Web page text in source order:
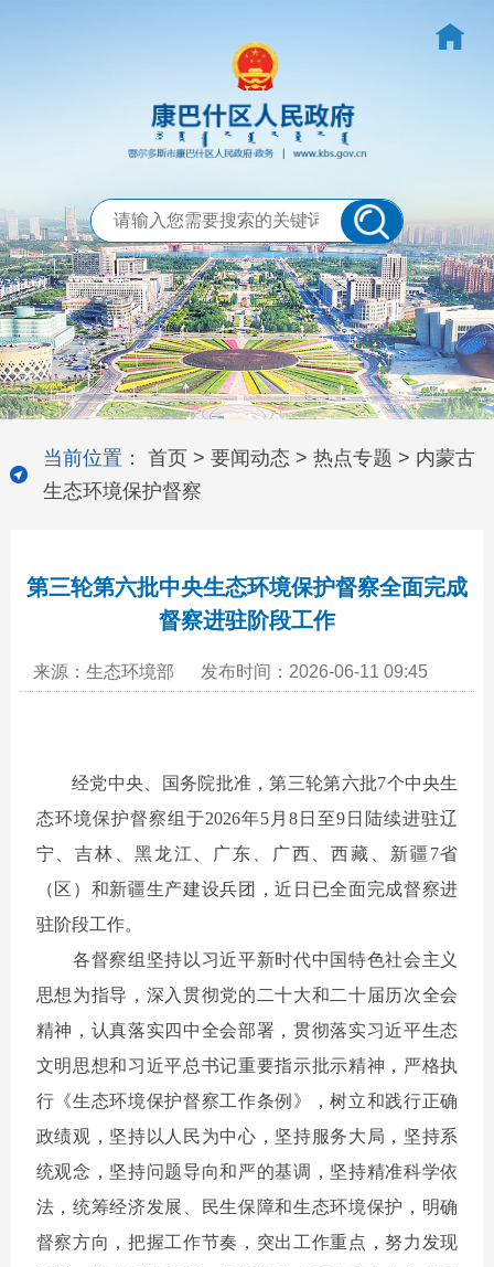
当前位置： 首页 > 要闻动态 > 热点专题 > 内蒙古
生态环境保护督察
第三轮第六批中央生态环境保护督察全面完成
督察进驻阶段工作
来源：生态环境部 发布时间：2026-06-11 09:45
经党中央、国务院批准，第三轮第六批7个中央生
态环境保护督察组于2026年5 月8 日至9 日陆续进驻辽
宁、吉林、黑龙江、广东、广西、西藏、新疆 7省
（区）和新疆生产建设兵团，近日已全面完成督察进
驻阶段工作。
各督察组坚持以习近平新时代中国特色社会主义
思想为指导，深入贯彻党的二十大和二十届历次全会
精神，认真落实四中全会部署，贯彻落实习近平生态
文明思想和习近平总书记重要指示批示精神，严格执
行《生态环境保护督察工作条例》，树立和践行正确
政绩观，坚持以人民为中心，坚持服务大局，坚持系
统观念，坚持问题导向和严的基调，坚持精准科学依
法，统筹经济发展、民生保障和生态环境保护，明确
督察方向，把握工作节奏，突出工作重点，努力发现